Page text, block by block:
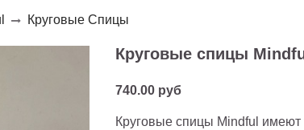
Круговые Спицы
Круговые спицы
740.00 руб
Круговые спицы Mindful имеют